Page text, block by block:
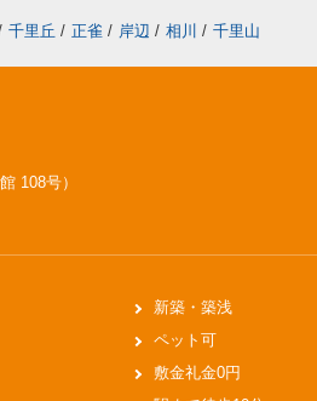
千里丘 / 正雀 / 岸辺 / 相川 / 千里山
108号）
新築・築浅
ペット可
敷金礼金0円